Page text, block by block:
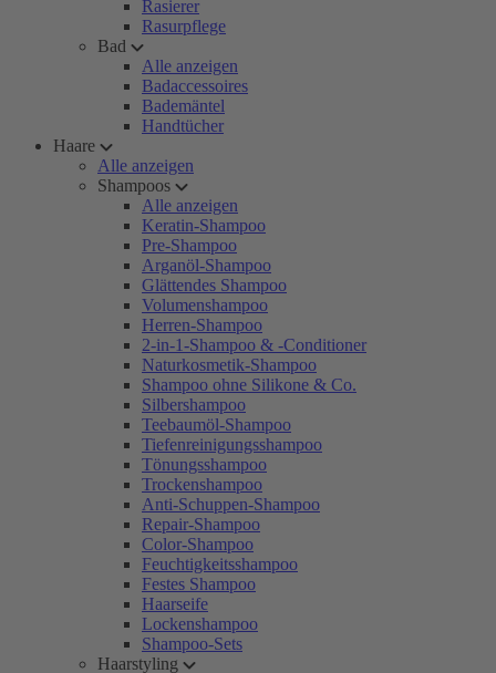
Rasierer
Rasurpflege
Bad
Alle anzeigen
Badaccessoires
Bademäntel
Handtücher
Haare
Alle anzeigen
Shampoos
Alle anzeigen
Keratin-Shampoo
Pre-Shampoo
Arganöl-Shampoo
Glättendes Shampoo
Volumenshampoo
Herren-Shampoo
2-in-1-Shampoo & -Conditioner
Naturkosmetik-Shampoo
Shampoo ohne Silikone & Co.
Silbershampoo
Teebaumöl-Shampoo
Tiefenreinigungsshampoo
Tönungsshampoo
Trockenshampoo
Anti-Schuppen-Shampoo
Repair-Shampoo
Color-Shampoo
Feuchtigkeitsshampoo
Festes Shampoo
Haarseife
Lockenshampoo
Shampoo-Sets
Haarstyling